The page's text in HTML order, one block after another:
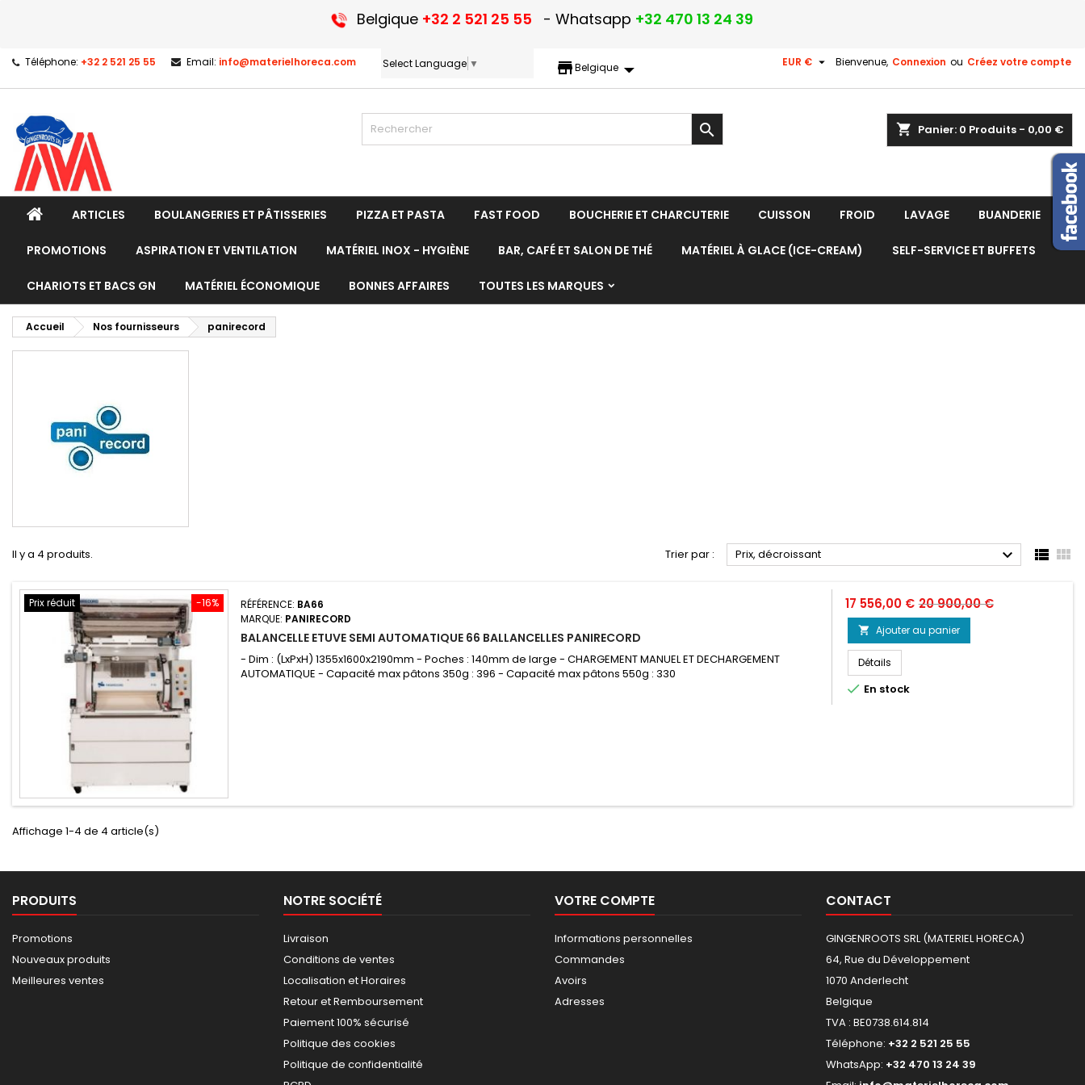
Belgique +32 2 521 25 55 - Whatsapp +32 470 13 24 39
Téléphone: +32 2 521 25 55 Email: info@materielhoreca.com Select Language ▼ storefront
Belgique Bienvenue, Connexion ou Créez votre compte
EUR € 
shopping_cart Panier: 0 Produits - 0,00 €

ARTICLES BOULANGERIES ET PÂTISSERIES PIZZA ET PASTA FAST FOOD BOUCHERIE ET CHARCUTERIE CUISSON FROID LAVAGE BUANDERIE
PROMOTIONS ASPIRATION ET VENTILATION MATÉRIEL INOX - HYGIÈNE BAR, CAFÉ ET SALON DE THÉ MATÉRIEL À GLACE (ICE-CREAM) SELF-SERVICE ET BUFFETS
CHARIOTS ET BACS GN MATÉRIEL ÉCONOMIQUE BONNES AFFAIRES TOUTES LES MARQUES
Accueil Nos fournisseurs panirecord
Il y a 4 produits. Trier par : Prix, décroissant   
-16%
Prix réduit RÉFÉRENCE: BA66
MARQUE: PANIRECORD
BALANCELLE ETUVE SEMI AUTOMATIQUE 66 BALLANCELLES PANIRECORD
- Dim : (LxPxH) 1355x1600x2190mm - Poches : 140mm de large - CHARGEMENT MANUEL ET DECHARGEMENT
AUTOMATIQUE - Capacité max pâtons 350g : 396 - Capacité max pâtons 550g : 330
Prix
17 556,00 € Prix
base
20 900,00 €
 Ajouter au panier
Détails
 En stock
Affichage 1-4 de 4 article(s)
PRODUITS
Promotions
Nouveaux produits
Meilleures ventes
NOTRE SOCIÉTÉ
Livraison
Conditions de ventes
Localisation et Horaires
Retour et Remboursement
Paiement 100% sécurisé
Politique des cookies
Politique de confidentialité
VOTRE COMPTE
Informations personnelles
Commandes
Avoirs
Adresses
CONTACT
GINGENROOTS SRL (MATERIEL HORECA)
64, Rue du Développement
1070 Anderlecht
Belgique
TVA : BE0738.614.814
Téléphone: +32 2 521 25 55
WhatsApp: +32 470 13 24 39